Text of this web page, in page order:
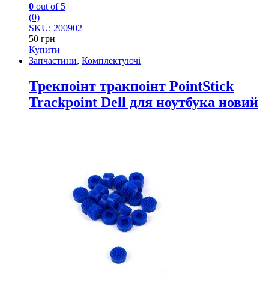
0 out of 5
(0)
SKU: 200902
50 грн
Купити
Запчастини, Комплектуючі
Трекпоінт тракпоінт PointStick
Trackpoint Dell для ноутбука новий